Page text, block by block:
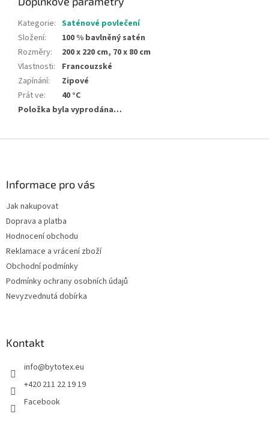
Kategorie: Saténové povlečení
Složení:
100 % bavlněný satén
Rozměry:
200 x 220 cm, 70 x 80 cm
Vlastnosti:
Francouzské
Zapínání:
Zipové
Prát ve:
40 °C
Položka byla vyprodána…
Informace pro vás
Jak nakupovat
Doprava a platba
Hodnocení obchodu
Reklamace a vrácení zboží
Obchodní podmínky
Podmínky ochrany osobních údajů
Nevyzvednutá dobírka
Kontakt
info@bytotex.eu
+420 211 22 19 19
Facebook